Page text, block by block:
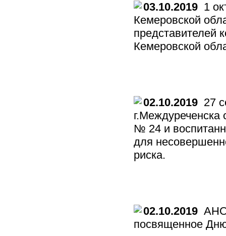
03.10.2019 1
Кемеровской
представителей
Кемеровской
02.10.2019 27
г.Междуреченска
№ 24 и
для
риска.
02.10.2019 АНО
посвященное